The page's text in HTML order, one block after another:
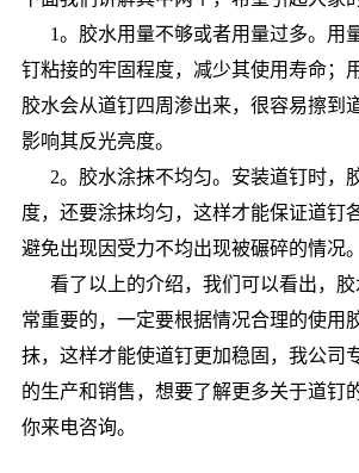
1。胶水用量不够或者用量过多。用
钉粘接的牢固程度，减少其使用寿命；
胶水会从道钉四周渗出来，很容易擦到
影响其反光亮度。
2。胶水涂抹不均匀。安装道钉时，
度，还要涂抹均匀，这样才能保证道钉
避免出现因受力不均出现被碾碎的情况。
看了以上的介绍，我们可以看出，胶
常重要的，一定要根据情况合理的使用
抹，这样才能使道钉更加稳固，我公司
的生产和销售，想要了解更多关于道钉
你来电咨询。